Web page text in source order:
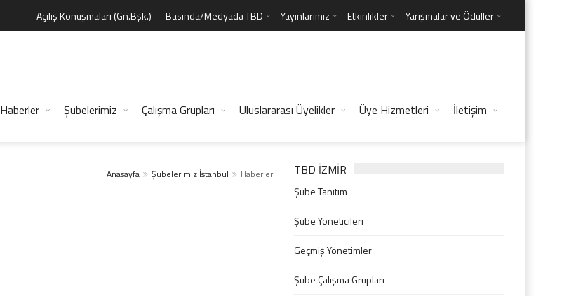
Açılış Konuşmaları (Gn.Bşk.) Basında/Medyada TBD Yayınlarımız Etkinlikler Yarışmalar ve Ödüller
Haberler Şubelerimiz Çalışma Grupları Uluslararası Üyelikler Üye Hizmetleri İletişim
Anasayfa Şubelerimiz İstanbul Haberler TBD İZMİR
Şube Tanıtım
Şube Yöneticileri
Geçmiş Yönetimler
Şube Çalışma Grupları